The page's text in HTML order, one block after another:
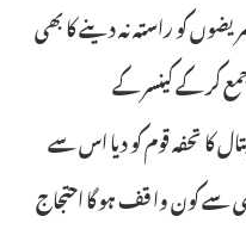
کو راستہ نہ دینے کا بھی
کر کے کینسر کے
کا تحفہ قوم کو دیا اس سے
سے کون وا قف ہو گا احتجاج